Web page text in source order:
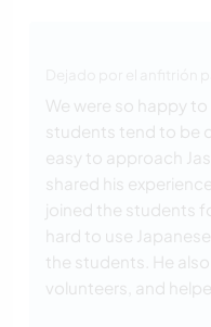
We were so happy
students tend to be
easy to approach
shared his
joined the students
hard to use
the students. He
volunteers, and